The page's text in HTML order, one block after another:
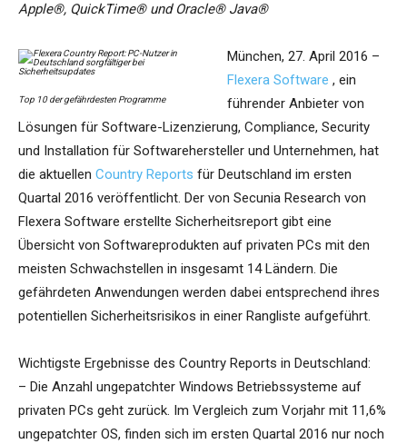
Apple®, QuickTime® und Oracle® Java®
Top 10 der gefährdesten Programme
München, 27. April 2016 –
Flexera Software , ein
führender Anbieter von
Lösungen für Software-Lizenzierung, Compliance, Security
und Installation für Softwarehersteller und Unternehmen, hat
die aktuellen Country Reports für Deutschland im ersten
Quartal 2016 veröffentlicht. Der von Secunia Research von
Flexera Software erstellte Sicherheitsreport gibt eine
Übersicht von Softwareprodukten auf privaten PCs mit den
meisten Schwachstellen in insgesamt 14 Ländern. Die
gefährdeten Anwendungen werden dabei entsprechend ihres
potentiellen Sicherheitsrisikos in einer Rangliste aufgeführt.
Wichtigste Ergebnisse des Country Reports in Deutschland:
– Die Anzahl ungepatchter Windows Betriebssysteme auf
privaten PCs geht zurück. Im Vergleich zum Vorjahr mit 11,6%
ungepatchter OS, finden sich im ersten Quartal 2016 nur noch